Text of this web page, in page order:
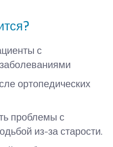
с
ортопедических
проблемы с
из-за старости.